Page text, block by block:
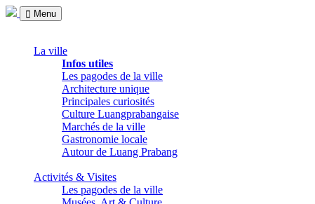
Menu
La ville
Infos utiles
Les pagodes de la ville
Architecture unique
Principales curiosités
Culture Luangprabangaise
Marchés de la ville
Gastronomie locale
Autour de Luang Prabang
Activités & Visites
Les pagodes de la ville